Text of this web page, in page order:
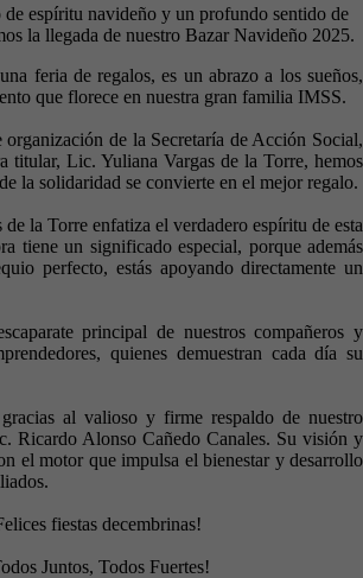
espíritu navideño y un profundo sentido de
la llegada de nuestro Bazar Navideño 2025.
feria de regalos, es un abrazo a los sueños,
que florece en nuestra gran familia IMSS.
organización de la Secretaría de Acción Social,
titular, Lic. Yuliana Vargas de la Torre, hemos
la solidaridad se convierte en el mejor regalo.
la Torre enfatiza el verdadero espíritu de esta
tiene un significado especial, porque además
perfecto, estás apoyando directamente un
principal de nuestros compañeros y
quienes demuestran cada día su
al valioso y firme respaldo de nuestro
Ricardo Alonso Cañedo Canales. Su visión y
el motor que impulsa el bienestar y desarrollo
fiestas decembrinas!
Juntos, Todos Fuertes!